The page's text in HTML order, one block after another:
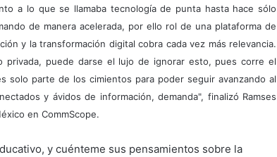
a lo que se llamaba tecnología de punta hasta hace sólo
de manera acelerada, por ello rol de una plataforma de
y la transformación digital cobra cada vez más relevancia.
privada, puede darse el lujo de ignorar esto, pues corre el
solo parte de los cimientos para poder seguir avanzando al
y ávidos de información, demanda", finalizó Ramses
en CommScope.
y cuénteme sus pensamientos sobre la